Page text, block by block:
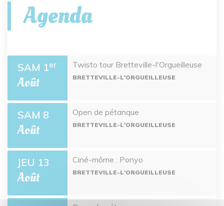
Agenda
SAM 1er
Août
Twisto tour Bretteville-l'Orgueilleuse
BRETTEVILLE-L'ORGUEILLEUSE
SAM 8
Août
Open de pétanque
BRETTEVILLE-L'ORGUEILLEUSE
JEU 13
Août
Ciné-môme : Ponyo
BRETTEVILLE-L'ORGUEILLEUSE